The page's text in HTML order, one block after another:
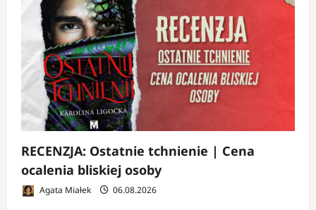
RECENZJA: Ostatnie tchnienie | Cena
ocalenia bliskiej osoby
Agata Miałek 06.08.2026